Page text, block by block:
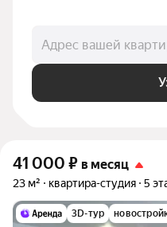
Адрес вашей
41 000 ₽ в месяц
23 м² квартира-студия 5
3D-тур